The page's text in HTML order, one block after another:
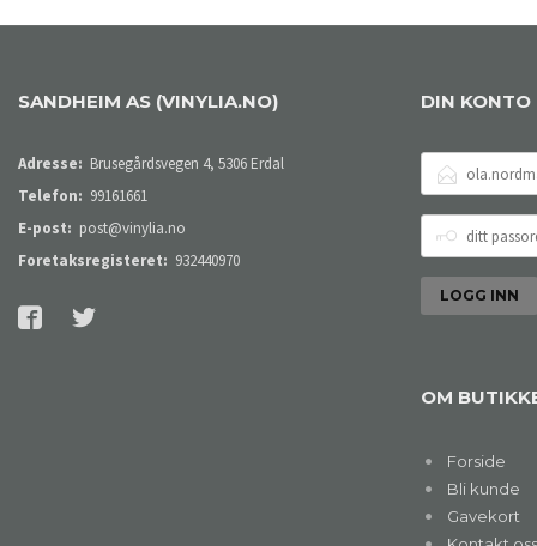
SANDHEIM AS (VINYLIA.NO)
Adresse: Brusegårdsvegen 4, 5306 Erdal
Telefon: 99161661
E-post: post@vinylia.no
Foretaksregisteret: 932440970
DIN KONTO
POSTADRESSE
PASSORD
OM
Forside
Bli kunde
Gavekort